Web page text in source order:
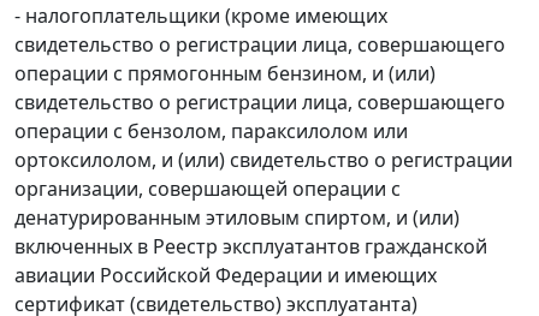
- налогоплательщики (кроме имеющих
свидетельство о регистрации лица, совершающего
операции с прямогонным бензином, и (или)
свидетельство о регистрации лица, совершающего
операции с бензолом, параксилолом или
ортоксилолом, и (или) свидетельство о регистрации
организации, совершающей операции с
денатурированным этиловым спиртом, и (или)
включенных в Реестр эксплуатантов гражданской
авиации Российской Федерации и имеющих
сертификат (свидетельство) эксплуатанта)